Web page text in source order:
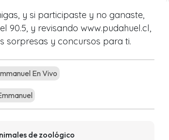
y si participaste y no ganaste,
90.5, y revisando www.pudahuel.cl,
sorpresas y concursos para ti.
En Vivo
de zoológico